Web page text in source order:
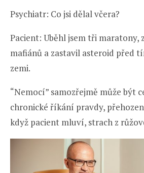
Psychiatr: Co jsi dělal včera?
Pacient: Uběhl jsem tři maratony,
mafiánů a zastavil asteroid před
zemi.
“Nemocí” samozřejmě může být
chronické říkání pravdy,
když pacient mluví, strach z